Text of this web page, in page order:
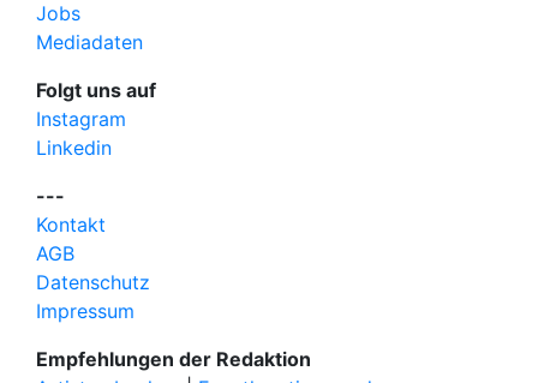
Jobs
Mediadaten
Folgt uns auf
Instagram
Linkedin
---
Kontakt
AGB
Datenschutz
Impressum
Empfehlungen der Redaktion